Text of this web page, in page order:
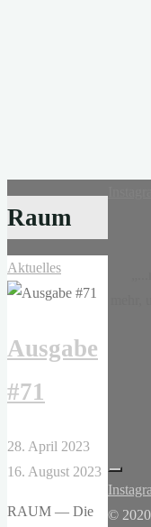
Raum
Aktuelles
Ausgabe
#71
28. April 2023
16. August 2023
RAUM — Die
© 2020